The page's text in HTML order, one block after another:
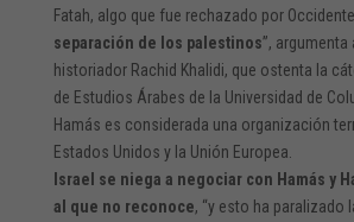
Fatah, algo que fue rechazado por
separación de los palestinos”, argumenta
historiador Rachid Khalidi, que ostenta la
de Estudios Árabes de la Universidad de
Hamás es considerada una organización
Estados Unidos y la Unión Europea.
Israel se niega a negociar con Hamás y
al que no reconoce, “y esto ha paralizado